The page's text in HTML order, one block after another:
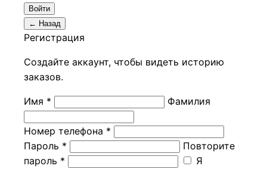
Войти
← Назад
Регистрация
Создайте аккаунт, чтобы видеть историю
заказов.
Имя * Фамилия
Номер телефона *
Пароль *
Повторите
пароль *
Я